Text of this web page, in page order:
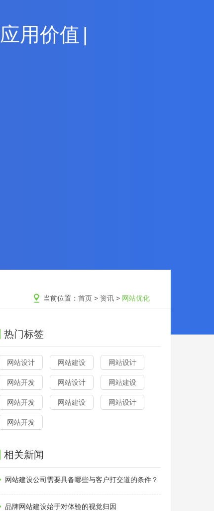
应用价值
当前位置：首页 > 资讯 > 网站优化
热门标签
网站设计 网站建设 网站设计
网站开发 网站设计 网站建设
网站开发 网站建设 网站设计
网站开发
相关新闻
网站建设公司需要具备哪些与客户打交道的条件？
品牌网站建设始于对体验的视觉归因